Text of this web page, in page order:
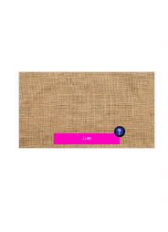
Jute